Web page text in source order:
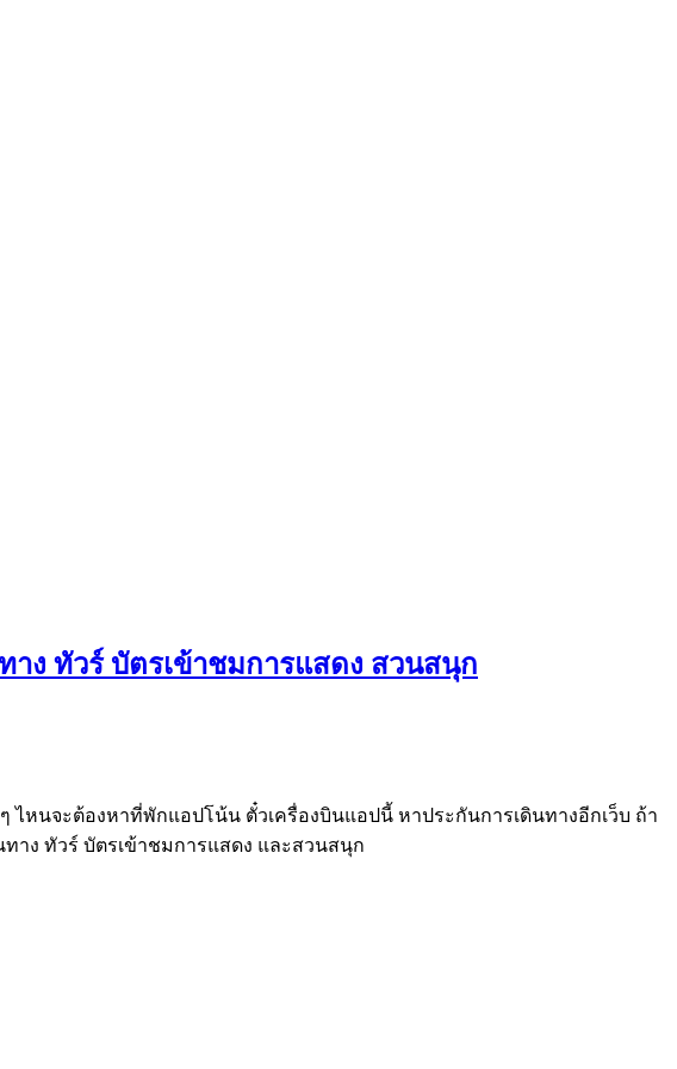
าง ทัวร์ บัตรเข้าชมการแสดง สวนสนุก
ไหนจะต้องหาที่พักแอปโน้น ตั๋วเครื่องบินแอปนี้ หาประกันการเดินทางอีกเว็บ ถ้า
ทาง ทัวร์ บัตรเข้าชมการแสดง และสวนสนุก